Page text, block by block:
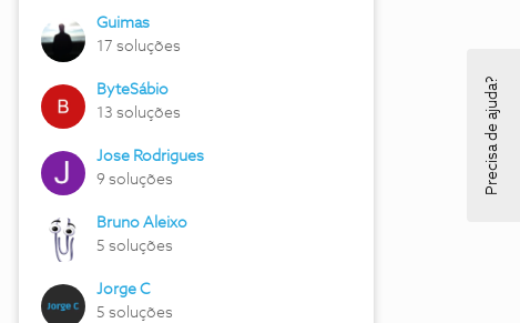
Guimas
17 soluções
ByteSábio
13 soluções
Jose Rodrigues
9 soluções
Bruno Aleixo
5 soluções
Jorge C
5 soluções
Precisa de ajuda?